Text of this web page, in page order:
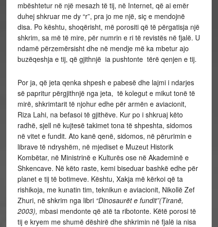
mbështetur në një mesazh të tij, në Internet, që ai emër
duhej shkruar me dy “r”, pra jo me një, siç e mendojnë
disa. Po kështu, shoqërisht, më porositi që të përgatisja një
shkrim, sa më të mire, për numrin e ri të revistës në fjalë. U
ndamë përzemërsisht dhe në mendje më ka mbetur ajo
buzëqeshja e tij, që gjithnjë ia pushtonte tërë qenjen e tij.
Por ja, që jeta qenka shpesh e pabesë dhe lajmi i ndarjes
së papritur përgjithnjë nga jeta, të kolegut e mikut tonë të
mirë, shkrimtarit të njohur edhe për armën e aviacionit,
Riza Lahi, na befasoi të gjithëve. Kur po i shkruaj këto
radhë, sjell në kujtesë takimet tona të shpeshta, sidomos
në vitet e fundit. Ato kanë qenë, sidomos, në përurimin e
librave të ndryshëm, në mjediset e Muzeut Historik
Kombëtar, në Ministrinë e Kulturës ose në Akademinë e
Shkencave. Në këto raste, kemi biseduar bashkë edhe për
planet e tij të botimeve. Kështu, Xakja më kërkoi që ta
rishikoja, me kunatin tim, teknikun e aviacionit, Nikollë Zef
Zhuri, në shkrim nga libri “Dinosaurët e fundit”(Tiranë,
2003), mbasi mendonte që atë ta ribotonte. Këtë porosi të
tij e kryem me shumë dëshirë dhe shkrimin në fjalë ia nisa